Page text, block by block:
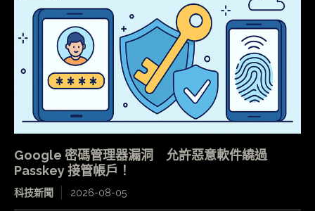
Google 密碼管理器漏洞 允許惡意軟件繞過
Passkey 接管帳戶！
科技新聞 2026-08-05